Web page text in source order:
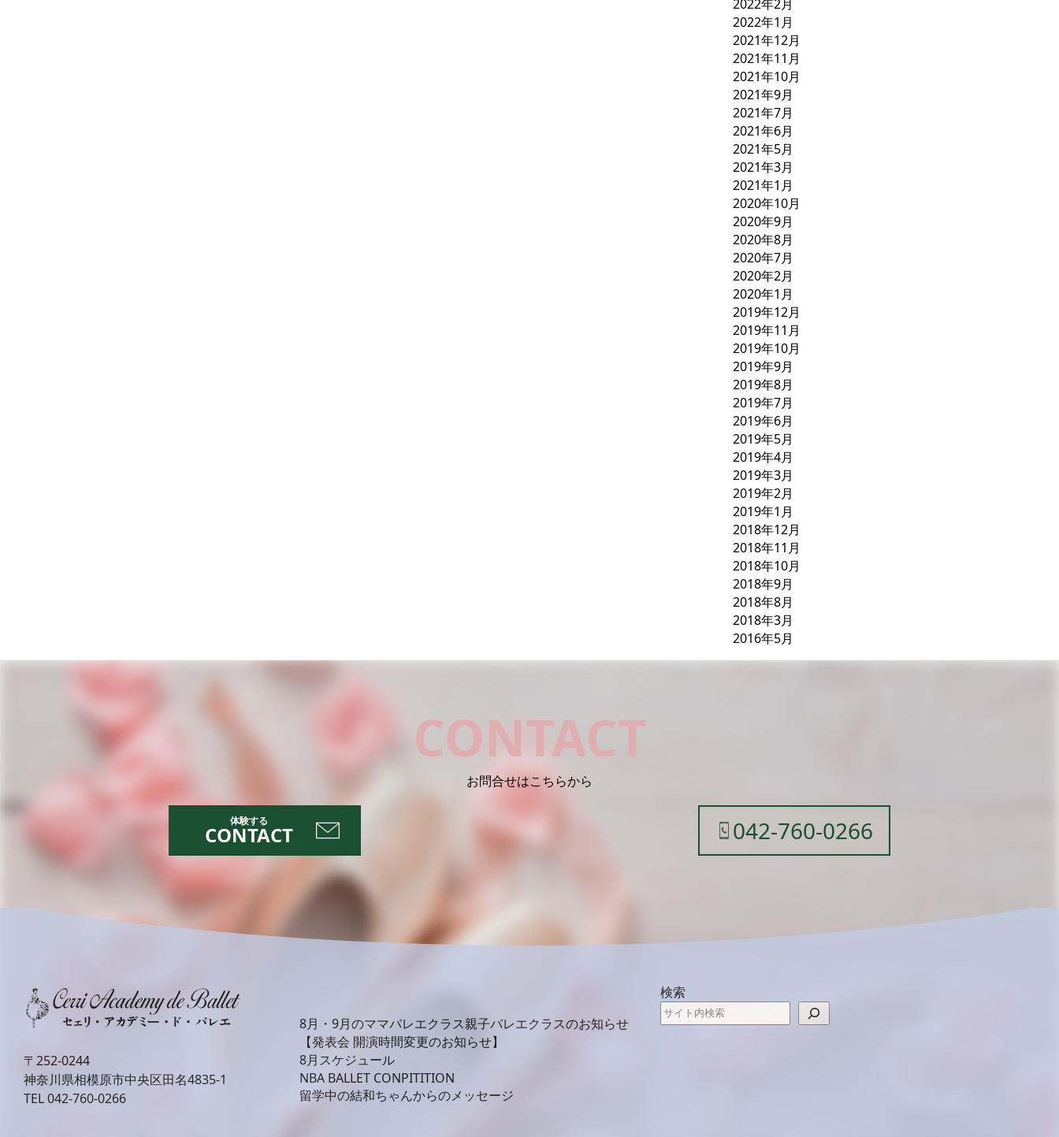
2022年2月
2022年1月
2021年12月
2021年11月
2021年10月
2021年9月
2021年7月
2021年6月
2021年5月
2021年3月
2021年1月
2020年10月
2020年9月
2020年8月
2020年7月
2020年2月
2020年1月
2019年12月
2019年11月
2019年10月
2019年9月
2019年8月
2019年7月
2019年6月
2019年5月
2019年4月
2019年3月
2019年2月
2019年1月
2018年12月
2018年11月
2018年10月
2018年9月
2018年8月
2018年3月
2016年5月
CONTACT
お問合せはこちらから
CONTACT 042-760-0266
〒252-0244
神奈川県相模原市中央区田名4835-1
TEL042-760-0266
8月・9月のママバレエクラス親子バレエクラスのお知らせ
【発表会 開演時間変更のお知らせ】
8月スケジュール
NBA BALLET CONPITITION
留学中の結和ちゃんからのメッセージ
検索